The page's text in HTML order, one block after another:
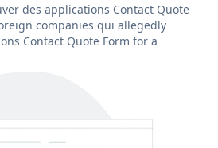
des applications Contact Quote
companies qui allegedly
Contact Quote Form for a